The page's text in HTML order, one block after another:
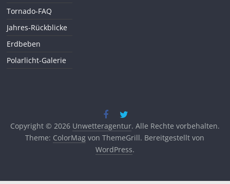
Tornado-FAQ
Jahres-Rückblicke
Erdbeben
Polarlicht-Galerie
Copyright © 2026 Unwetteragentur. Alle Rechte vorbehalten.
Theme: ColorMag von ThemeGrill. Bereitgestellt von
WordPress.